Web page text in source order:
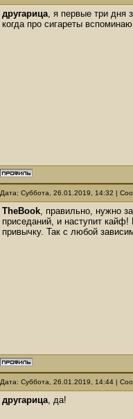
другарица, я первые три дня
когда про сигареты вспоминаю
Дата: Суббота, 26.01.2019, 14:32 |
TheBook, правильно, нужно
приседаний, и наступит
привычку. Так с любой
Дата: Суббота, 26.01.2019, 14:44 |
другарица, да!